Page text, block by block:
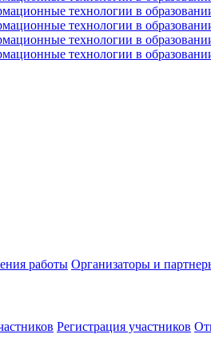
технологии в
технологии в
технологии в
технологии в
работы Организаторы и
Регистрация участников